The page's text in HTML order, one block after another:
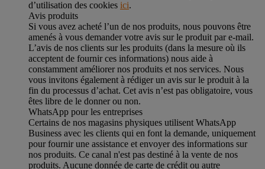
d’utilisation des cookies ici.
Avis produits
Si vous avez acheté l’un de nos produits, nous pouvons être
amenés à vous demander votre avis sur le produit par e-mail.
L’avis de nos clients sur les produits (dans la mesure où ils
acceptent de fournir ces informations) nous aide à
constamment améliorer nos produits et nos services. Nous
vous invitons également à rédiger un avis sur le produit à la
fin du processus d’achat. Cet avis n’est pas obligatoire, vous
êtes libre de le donner ou non.
WhatsApp pour les entreprises
Certains de nos magasins physiques utilisent WhatsApp
Business avec les clients qui en font la demande, uniquement
pour fournir une assistance et envoyer des informations sur
nos produits. Ce canal n'est pas destiné à la vente de nos
produits. Aucune donnée de carte de crédit ou autre